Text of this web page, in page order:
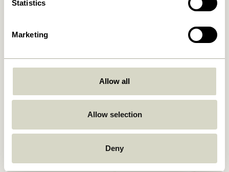
Statistics
Marketing
Allow all
Allow selection
Deny
1.799,00
-20%